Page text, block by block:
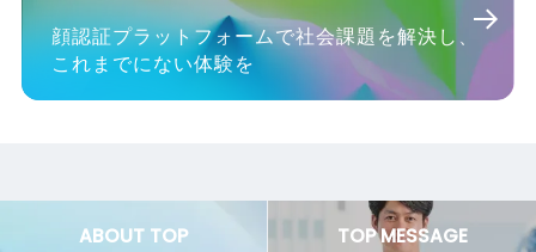
顔認証プラットフォームで社会課題を解決し、
これまでにない体験を
ABOUT TOP
TOP MESSAGE